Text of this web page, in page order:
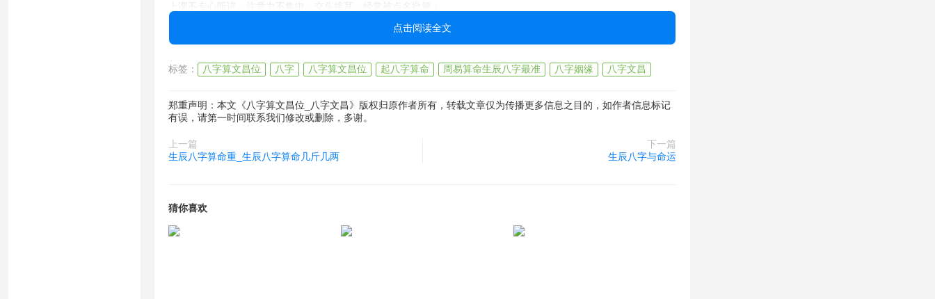
上课不专心听讲，注意力不集中，交头接耳，经常被点名批评；
回家写作业拖拖拉拉，吼几遍都不管用，非得盯着他才行；
小动作太多，写个作业不是掉铅笔就是捡橡皮，喝水上厕所不断；
学习不爱用脑子，一道题讲了很多遍依然做错，经常应付应付家长；
打过骂过，都没用了，孩子反而愈加调皮叛逆，甚至逃学打架上课睡觉；
辅导他学习能气出心脏病，不管又不行，不管讲道理还是动粗，都不管用了；
平时都会的题，一到考试就做错，自己说是粗心，但平时却不会犯这种错误；
点击阅读全文
标签： 八字算文昌位 八字 八字算文昌位 起八字算命 周易算命生辰八字最准 八字姻缘 八字文昌
郑重声明：本文《八字算文昌位_八字文昌》版权归原作者所有，转载文章仅为传播更多信息之目的，如作者信息标记
有误，请第一时间联系我们修改或删除，多谢。
上一篇
生辰八字算命重_生辰八字算命几斤几两
下一篇
生辰八字与命运
猜你喜欢